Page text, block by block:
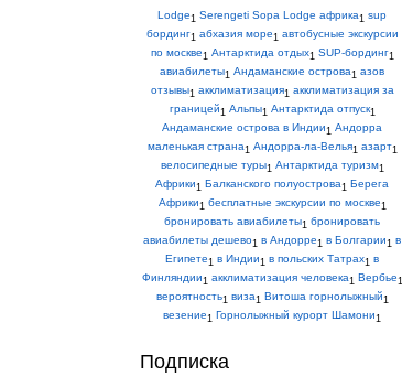
Lodge1 Serengeti Sopa Lodge африка1 sup
бординг1 абхазия море1 автобусные экскурсии
по москве1 Антарктида отдых1 SUP-бординг1
авиабилеты1 Андаманские острова1 азов
отзывы1 акклиматизация1 акклиматизация за
границей1 Альпы1 Антарктида отпуск1
Андаманские острова в Индии1 Андорра
маленькая страна1 Андорра-ла-Велья1 азарт1
велосипедные туры1 Антарктида туризм1
Африки1 Балканского полуострова1 Берега
Африки1 бесплатные экскурсии по москве1
бронировать авиабилеты1 бронировать
авиабилеты дешево1 в Андорре1 в Болгарии1 в
Египете1 в Индии1 в польских Татрах1 в
Финляндии1 акклиматизация человека1 Вербье1
вероятность1 виза1 Витоша горнолыжный1
везение1 Горнолыжный курорт Шамони1
Подписка